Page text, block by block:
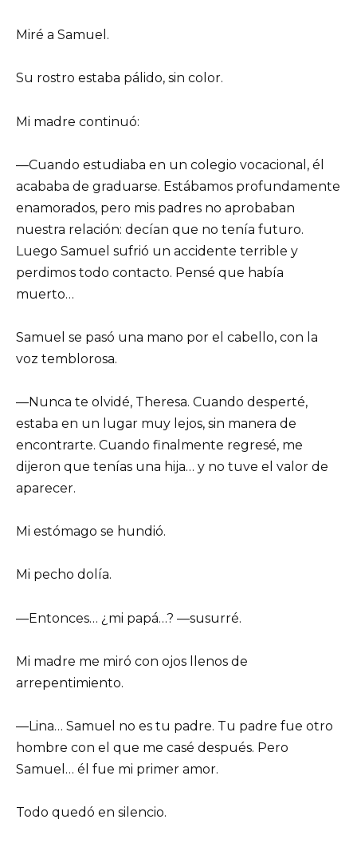
Miré a Samuel.
Su rostro estaba pálido, sin color.
Mi madre continuó:
—Cuando estudiaba en un colegio vocacional, él
acababa de graduarse. Estábamos profundamente
enamorados, pero mis padres no aprobaban
nuestra relación: decían que no tenía futuro.
Luego Samuel sufrió un accidente terrible y
perdimos todo contacto. Pensé que había
muerto…
Samuel se pasó una mano por el cabello, con la
voz temblorosa.
—Nunca te olvidé, Theresa. Cuando desperté,
estaba en un lugar muy lejos, sin manera de
encontrarte. Cuando finalmente regresé, me
dijeron que tenías una hija… y no tuve el valor de
aparecer.
Mi estómago se hundió.
Mi pecho dolía.
—Entonces… ¿mi papá…? —susurré.
Mi madre me miró con ojos llenos de
arrepentimiento.
—Lina… Samuel no es tu padre. Tu padre fue otro
hombre con el que me casé después. Pero
Samuel… él fue mi primer amor.
Todo quedó en silencio.